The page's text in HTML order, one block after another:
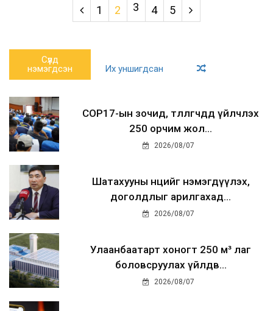
1 2 3 4 5
Сүүлд
нэмэгдсэн
Их уншигдсан
COP17-ын зочид, төлөөлөгчдөд үйлчлэх
250 орчим жол...
2026/08/07
Шатахууны нөөцийг нэмэгдүүлэх,
доголдлыг арилгахад...
2026/08/07
Улаанбаатарт хоногт 250 м³ лаг
боловсруулах үйлдв...
2026/08/07